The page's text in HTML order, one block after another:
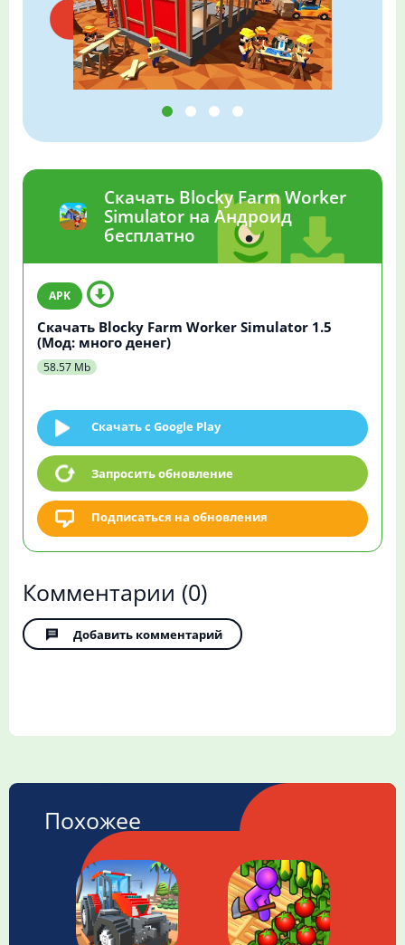
Скачать Blocky Farm Worker
Simulator на Андроид
бесплатно
Скачать Blocky Farm Worker Simulator 1.5
(Мод: много денег)
58.57 Mb
Скачать c Google Play
Запросить обновление
Подписаться на обновления
Комментарии (0)
Добавить комментарий
Похожее